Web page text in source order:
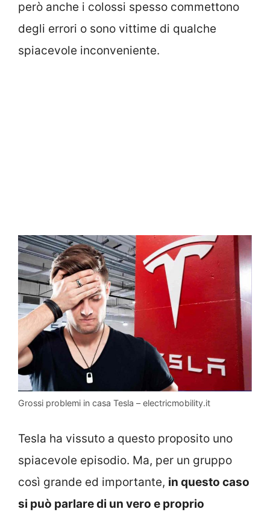
però anche i colossi spesso commettono
degli errori o sono vittime di qualche
spiacevole inconveniente.
Grossi problemi in casa Tesla – electricmobility.it
Tesla ha vissuto a questo proposito uno
spiacevole episodio. Ma, per un gruppo
così grande ed importante, in questo caso
si può parlare di un vero e proprio